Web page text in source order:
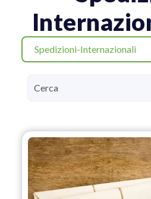
Spedizioni-Internazionali